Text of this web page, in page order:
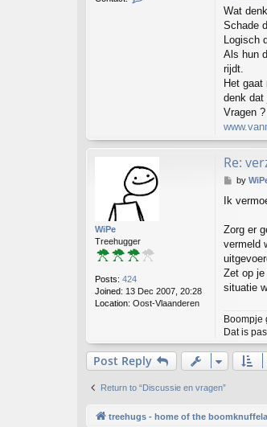
a
i
Wat
Schade
Logisch
Als hun
rijdt.
Het
denk dat
Vragen
WiPe
Treehugger
Posts: 424
Joined: 13 Dec 2007, 20:28
Location: Oost-Vlaanderen
Re:
P
s
by
Ik
Zorg er
vermeld
Zet op
situatie
Boompje
Dat is
Post Reply
Return to “Discussie en vragen”
treehugs - home of the